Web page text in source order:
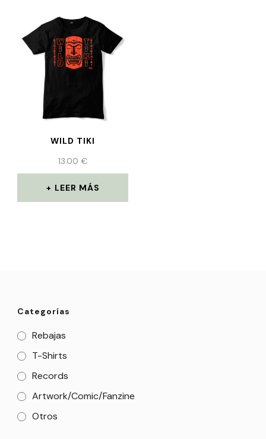
WILD TIKI
13.00€
LEER MÁS
Categorías
Rebajas
T-Shirts
Records
Artwork/Comic/Fanzine
Otros